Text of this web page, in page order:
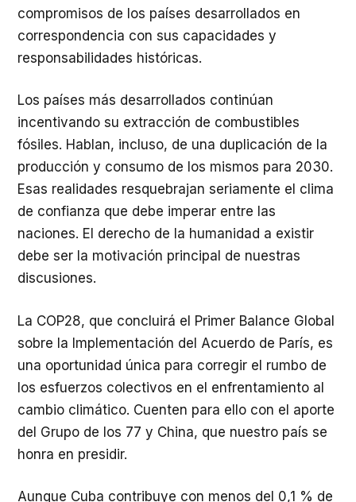
compromisos de los países desarrollados en
correspondencia con sus capacidades y
responsabilidades históricas.
Los países más desarrollados continúan
incentivando su extracción de combustibles
fósiles. Hablan, incluso, de una duplicación de la
producción y consumo de los mismos para 2030.
Esas realidades resquebrajan seriamente el clima
de confianza que debe imperar entre las
naciones. El derecho de la humanidad a existir
debe ser la motivación principal de nuestras
discusiones.
La COP28, que concluirá el Primer Balance Global
sobre la Implementación del Acuerdo de París, es
una oportunidad única para corregir el rumbo de
los esfuerzos colectivos en el enfrentamiento al
cambio climático. Cuenten para ello con el aporte
del Grupo de los 77 y China, que nuestro país se
honra en presidir.
Aunque Cuba contribuye con menos del 0,1 % de